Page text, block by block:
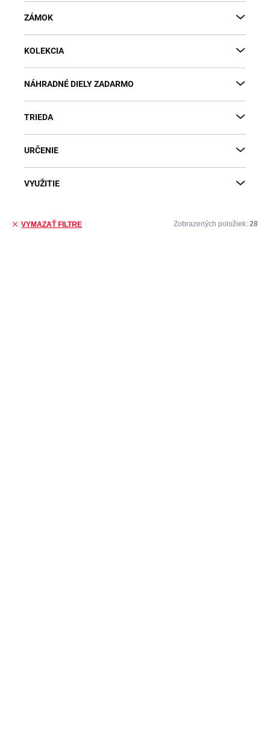
ZÁMOK
KOLEKCIA
NÁHRADNÉ DIELY ZADARMO
TRIEDA
URČENIE
VYUŽITIE
VYMAZAŤ FILTRE Zobrazených položiek: 28